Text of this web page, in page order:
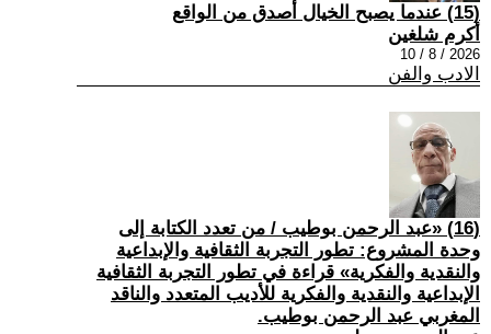
(15) عندما يصبح الخيال أصدق من الواقع
أكرم شلغين
2026 / 8 / 10
الادب والفن
(16) «عبد الرحمن بوطيب / من تعدد الكتابة إلى
وحدة المشروع: تطور التجربة الثقافية والإبداعية
والنقدية والفكرية» قراءة في تطور التجربة الثقافية
الإبداعية والنقدية والفكرية للأديب المتعدد والناقد
المغربي عبد الرحمن بوطيب.